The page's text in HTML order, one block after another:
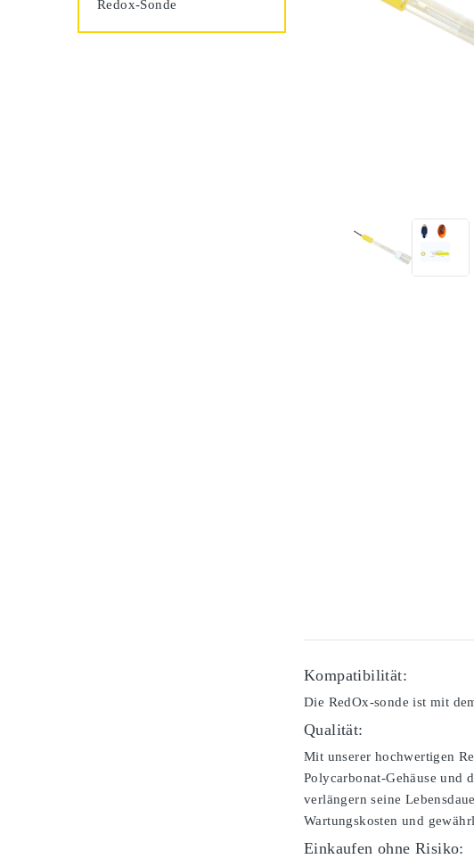
Redox-Sonde
Kompatibilität:
Die RedOx-sonde ist mit
Qualität:
Mit unserer hochwertigen
Polycarbonat-Gehäuse und
verlängern seine
Wartungskosten und
Einkaufen ohne Risiko: